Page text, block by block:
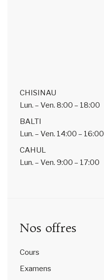
CHISINAU
Lun. – Ven. 8:00 – 18:00
BALTI
Lun. – Ven. 14:00 – 16:00
CAHUL
Lun. – Ven. 9:00 – 17:00
Nos offres
Cours
Examens